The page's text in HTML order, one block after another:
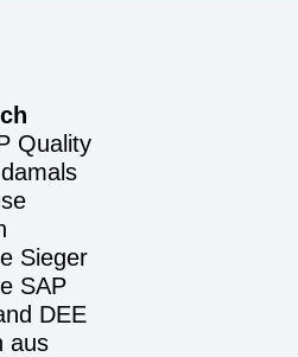
Quality
Sieger
SAP
DEE
aus